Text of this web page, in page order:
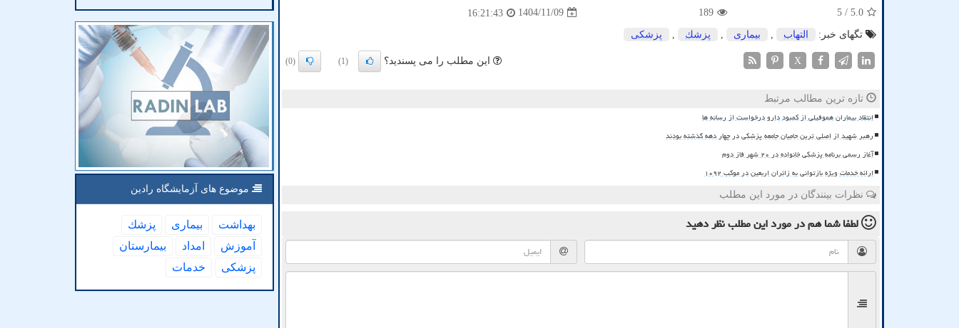
5.0
/ 5
189
1404/11/09
16:21:43
تگهای خبر:
التهاب بیماری پزشك پزشكی
X این مطلب را می پسندید؟ (1)
(0)
تازه ترین مطالب مرتبط
انتقاد بیماران هموفیلی از کمبود دارو درخواست از رسانه ها
رهبر شهید از اصلی ترین حامیان جامعه پزشکی در چهار دهه گذشته بودند
آغاز رسمی برنامه پزشکی خانواده در ۲۰ شهر فاز دوم
ارائه خدمات ویژه بازتوانی به زائران اربعین در موکب ۱۰۹۲
نظرات بینندگان در مورد این مطلب
لطفا شما همدر مورد این مطلبنظر دهید
موضوع های آزمایشگاه رادین
بهداشت بیماری
پزشك
آموزش
امداد
بیمارستان
پزشكی
خدمات